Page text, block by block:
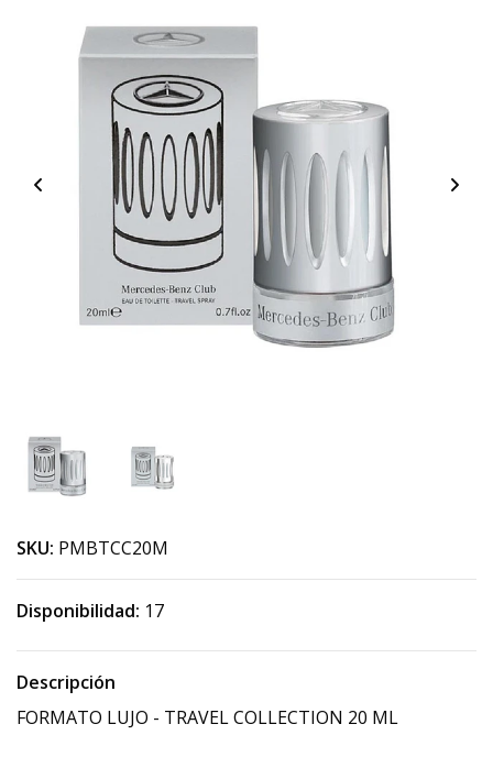
SKU: PMBTCC20M
Disponibilidad: 17
Descripción
FORMATO LUJO - TRAVEL COLLECTION 20 ML